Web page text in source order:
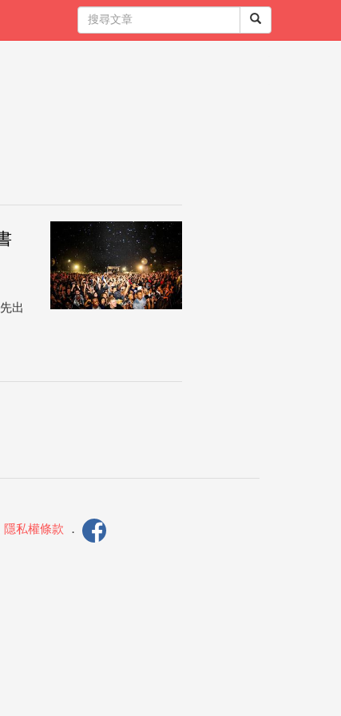
出
隱私權條款 ．